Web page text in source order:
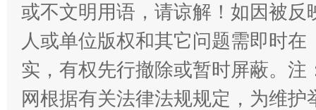
或不文明用语，请谅解！如因被
人或单位版权和其它问题需即时在
实，有权先行撤除或暂时屏蔽。
网根据有关法律法规规定，为维